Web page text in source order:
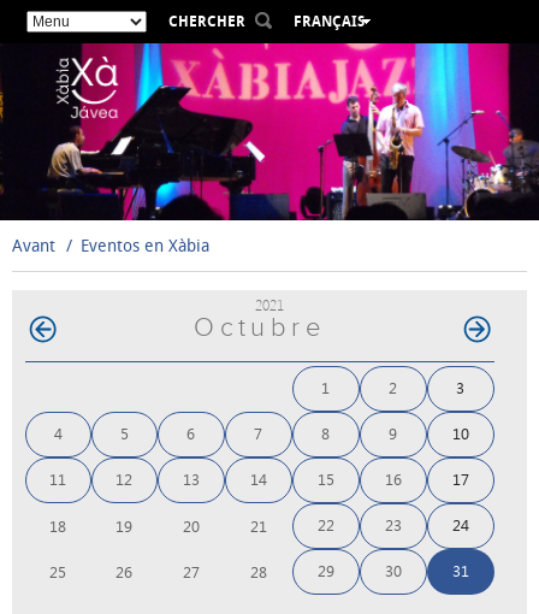
CHERCHER
FRANÇAIS
ESPAÑOL
VALENCIÀ
ENGLISH
DEUTSCH
РУССКИЙ
Avant Eventos en Xàbia
2021
Octubre
1 2 3
4 5 6 7 8 9 10
11 12 13 14 15 16 17
18 19 20 21 22 23 24
25 26 27 28 29 30 31